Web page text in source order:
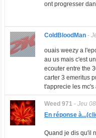
ont progresser
ColdBloodMan-
ouais weezy a
au us mais c'est
ecouter entre the
carter 3 emeritus
t'apprecie les
Weed 971- Jeu
En réponse
Quand je dis qu'il